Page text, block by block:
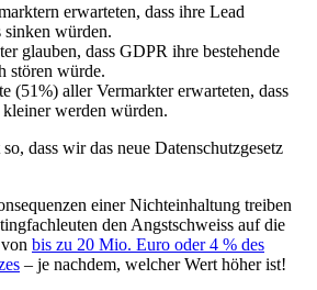
erwarteten, dass ihre Lead
sinken würden.
glauben, dass GDPR ihre bestehende
stören würde.
(51%) aller Vermarkter erwarteten, dass
werden würden.
dass wir das neue Datenschutzgesetz
einer Nichteinhaltung treiben
den Angstschweiss auf die
bis zu 20 Mio. Euro oder 4 % des
– je nachdem, welcher Wert höher ist!